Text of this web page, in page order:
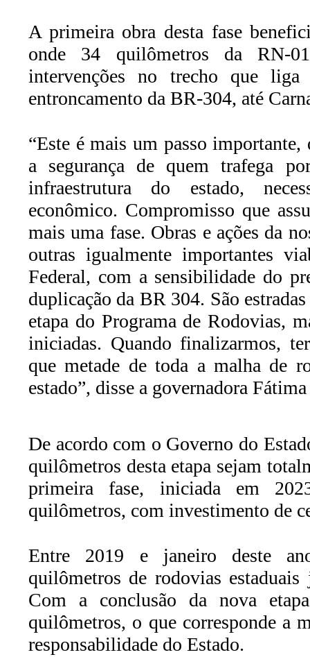
A primeira obra desta fase
onde 34 quilômetros da RN-
intervenções no trecho que
entroncamento da BR-304, até
“Este é mais um passo importante,
a segurança de quem trafega
infraestrutura do estado,
econômico. Compromisso que
mais uma fase. Obras e ações da
outras igualmente importantes
Federal, com a sensibilidade do
duplicação da BR 304. São
etapa do Programa de Rodovias,
iniciadas. Quando finalizarmos,
que metade de toda a malha de
estado”, disse a governadora
De acordo com o Governo do
quilômetros desta etapa sejam
primeira fase, iniciada em
quilômetros, com investimento de
Entre 2019 e janeiro deste
quilômetros de rodovias
Com a conclusão da nova
quilômetros, o que corresponde a
responsabilidade do Estado.